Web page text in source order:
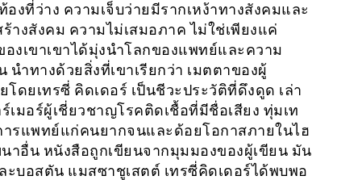
องที่ว่าง ความเจ็บว่ายมีรากเหง้าทางสังคมและ
างสังคม ความไม่เสมอภาค ไม่ใช่เพียงแค่
งเขาเขาได้มุ่งนำโลกของแพทย์และความ
ำทางด้วยสิ่งที่เขาเรียกว่า เมตตาของผู้
ดยเทรซี่ คิดเดอร์ เป็นชีวะประวัติที่ดึงดูด เล่า
เมอร์ผู้เชี่ยวชาญโรคติดเชื้อที่มีชื่อเสียง ทุ่มเท
ารแพทย์แก่คนยากจนและด้อยโอกาสภายในไฮ
าอื่น หนังสือถูกเขียนจากมุมมองของผู้เขียน มัน
บอสตัน แมสซาชูเสตต์ เทรซี่คิดเดอร์ได้พบพอ